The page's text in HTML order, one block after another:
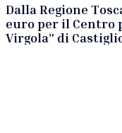
Dalla Regione
euro per il Centro
Virgola” di